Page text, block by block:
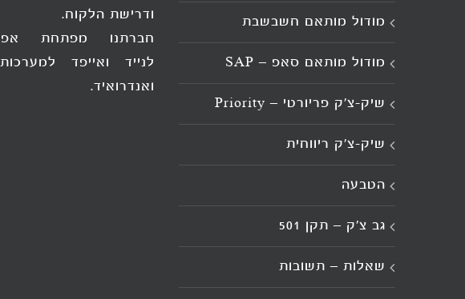
מודול מותאם חשבשבת
מודול מותאם סאפ – SAP
שיק-צ'ק פריורטי – Priority
שיק-צ'ק ריווחית
הטבעה
גב צ’ק – תקן 501
שאלות – תשובות
ודרישת הלקוח.
חברתנו מפתחת
לנייד ואייפד
ואנדרואיד.